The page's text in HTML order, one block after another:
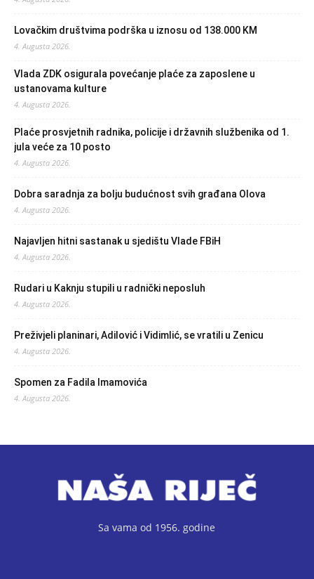
Lovačkim društvima podrška u iznosu od 138.000 KM
4. Augusta 2026.
Vlada ZDK osigurala povećanje plaće za zaposlene u
ustanovama kulture
4. Augusta 2026.
Plaće prosvjetnih radnika, policije i državnih službenika od 1.
jula veće za 10 posto
4. Augusta 2026.
Dobra saradnja za bolju budućnost svih građana Olova
4. Augusta 2026.
Najavljen hitni sastanak u sjedištu Vlade FBiH
4. Augusta 2026.
Rudari u Kaknju stupili u radnički neposluh
4. Augusta 2026.
Preživjeli planinari, Adilović i Vidimlić, se vratili u Zenicu
4. Augusta 2026.
Spomen za Fadila Imamovića
4. Augusta 2026.
Sa vama od 1956. godine